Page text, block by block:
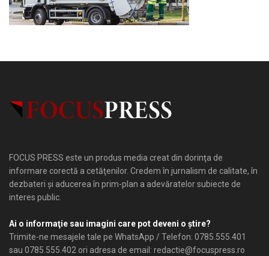
FOCUS PRESS este un produs media creat din dorinţa de
informare corectă a cetăţenilor. Credem în jurnalism de calitate, în
dezbateri şi aducerea în prim-plan a adevăratelor subiecte de
interes public.
Ai o informaţie sau imagini care pot deveni o ştire?
Trimite-ne mesajele tale pe WhatsApp / Telefon: 0785.555.401
sau 0785.555.402 ori adresa de email: redactie@focuspress.ro